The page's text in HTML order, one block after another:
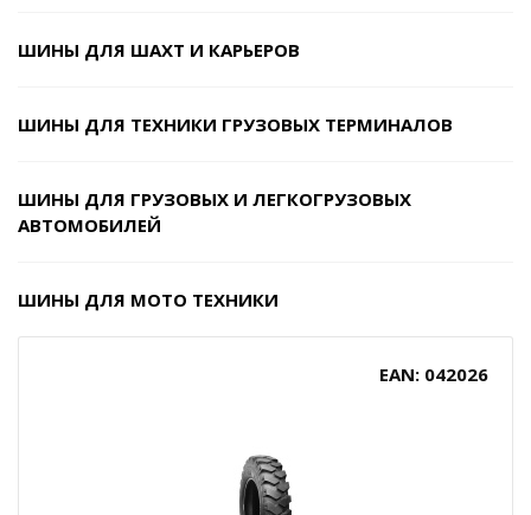
ШИНЫ ДЛЯ ШАХТ И КАРЬЕРОВ
ШИНЫ ДЛЯ ТЕХНИКИ ГРУЗОВЫХ ТЕРМИНАЛОВ
ШИНЫ ДЛЯ ГРУЗОВЫХ И ЛЕГКОГРУЗОВЫХ
АВТОМОБИЛЕЙ
ШИНЫ ДЛЯ МОТО ТЕХНИКИ
EAN: 042026